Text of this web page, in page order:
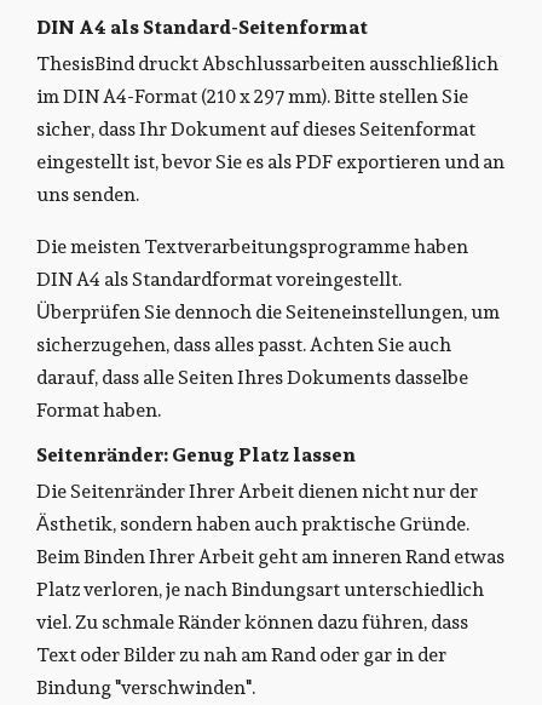
DIN A4 als Standard-Seitenformat
ThesisBind druckt Abschlussarbeiten ausschließlich
im DIN A4-Format (210 x 297 mm). Bitte stellen Sie
sicher, dass Ihr Dokument auf dieses Seitenformat
eingestellt ist, bevor Sie es als PDF exportieren und an
uns senden.
Die meisten Textverarbeitungsprogramme haben
DIN A4 als Standardformat voreingestellt.
Überprüfen Sie dennoch die Seiteneinstellungen, um
sicherzugehen, dass alles passt. Achten Sie auch
darauf, dass alle Seiten Ihres Dokuments dasselbe
Format haben.
Seitenränder: Genug Platz lassen
Die Seitenränder Ihrer Arbeit dienen nicht nur der
Ästhetik, sondern haben auch praktische Gründe.
Beim Binden Ihrer Arbeit geht am inneren Rand etwas
Platz verloren, je nach Bindungsart unterschiedlich
viel. Zu schmale Ränder können dazu führen, dass
Text oder Bilder zu nah am Rand oder gar in der
Bindung "verschwinden".